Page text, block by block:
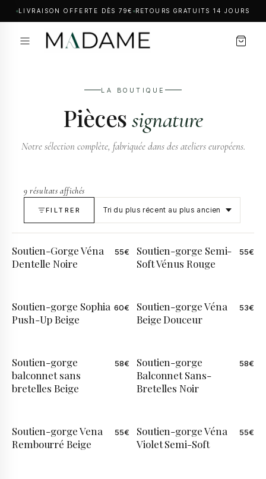
LIVRAISON OFFERTE DÈS 79€ RETOURS GRATUITS 14 JOURS
LA BOUTIQUE
Piècessignature
Notre sélection complète, fabriquée dans des ateliers européens.
9 résultats affichés
FILTRER
Soutien-Gorge Véna
Dentelle Noire
55€
Soutien-gorge Semi-
Soft Vénus Rouge
55€
Soutien-gorge Sophia
Push-Up Beige
60€
Soutien-gorge Véna
Beige Douceur
53€
Soutien-gorge
balconnet sans
bretelles Beige
58€
Soutien-gorge
Balconnet Sans-
Bretelles Noir
58€
Soutien-gorge Vena
Rembourré Beige
55€
Soutien-gorge Véna
Violet Semi-Soft
55€